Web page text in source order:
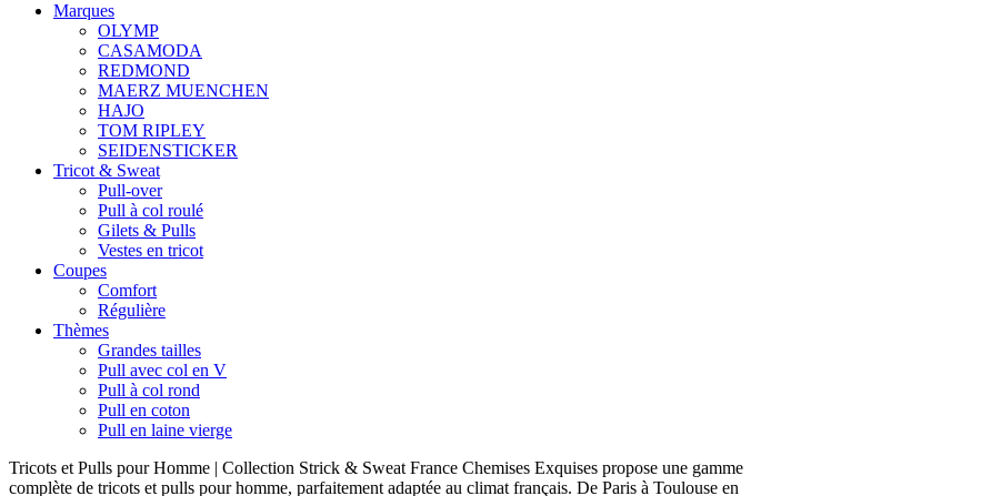
Marques
OLYMP
CASAMODA
REDMOND
MAERZ MUENCHEN
HAJO
TOM RIPLEY
SEIDENSTICKER
Tricot & Sweat
Pull-over
Pull à col roulé
Gilets & Pulls
Vestes en tricot
Coupes
Comfort
Régulière
Thèmes
Grandes tailles
Pull avec col en V
Pull à col rond
Pull en coton
Pull en laine vierge
Tricots et Pulls pour Homme | Collection Strick & Sweat France Chemises Exquises propose une gamme
complète de tricots et pulls pour homme, parfaitement adaptée au climat français. De Paris à Toulouse en